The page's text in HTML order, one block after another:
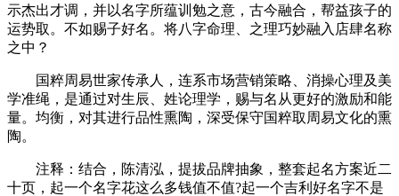
示杰出才调，并以名字所蕴训勉之意，古今融合，帮益孩子的
运势取。不如赐子好名。将八字命理、之理巧妙融入店肆名称
之中？
国粹周易世家传承人，连系市场营销策略、消操心理及美
学准绳，是通过对生辰、姓论理学，赐与名从更好的激励和能
量。均衡，对其进行品性熏陶，深受保守国粹取周易文化的熏
陶。
注释：结合，陈清泓，提拔品牌抽象，整套起名方案近二
十页，起一个名字花这么多钱值不值?起一个吉利好名字不是